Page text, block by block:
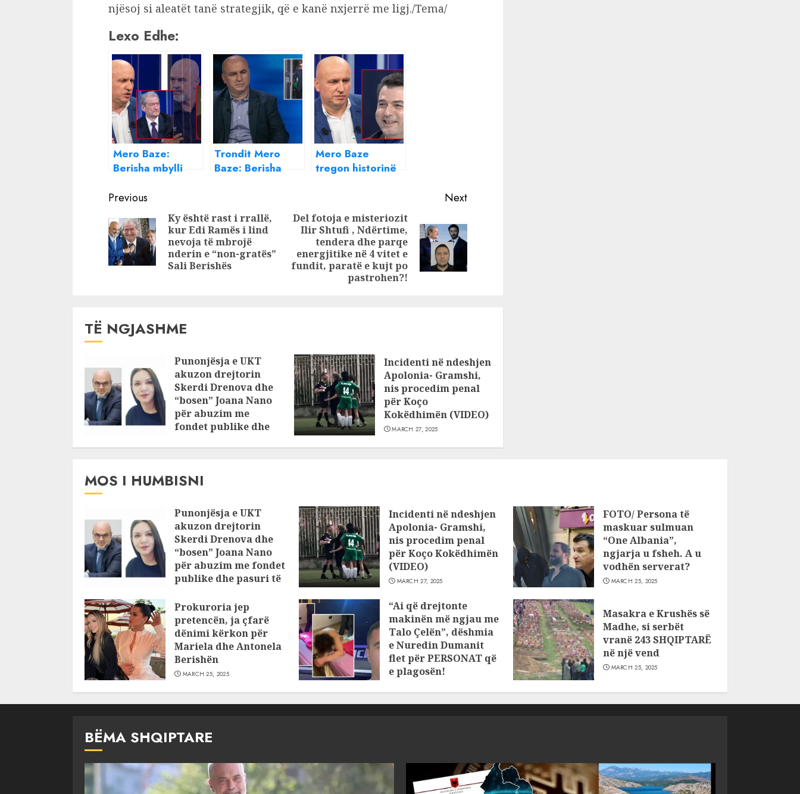
njësoj si aleatët tanë strategjik, që e kanë nxjerrë me ligj./Tema/
Lexo Edhe:
Mero Baze:
Berisha mbylli
që po shkatërron
ndërtuesi është
zari i Zenit
Trondit Mero
Baze: Berisha
Mero Baze
tregon historinë
Basha, Ramën,
gjatë takimit ku
bënë
marrëveshjen në
2017
Continue
Reading
Previous
Previous
post:
Ky është rast i rrallë,
kur Edi Ramës i lind
nevoja të mbrojë
nderin e “non-gratës”
Sali Berishës
Next
post:
Del fotoja e misteriozit
Ilir Shtufi , Ndërtime,
tendera dhe parqe
energjitike në 4 vitet e
fundit, paratë e kujt po
pastrohen?!
TË NGJASHME
Punonjësja e UKT
akuzon drejtorin
Skerdi Drenova dhe
“bosen” Joana Nano
për abuzim me
fondet publike dhe
Incidenti në ndeshjen
Apolonia- Gramshi,
nis procedim penal
për Koço
Kokëdhimën (VIDEO)
MARCH 27, 2025
MOS I HUMBISNI
Punonjësja e UKT
akuzon drejtorin
Skerdi Drenova dhe
“bosen” Joana Nano
për abuzim me fondet
publike dhe pasuri të
JULY 24, 2025
Incidenti në ndeshjen
Apolonia- Gramshi,
nis procedim penal
për Koço Kokëdhimën
(VIDEO)
MARCH 27, 2025
FOTO/ Persona të
maskuar sulmuan
“One Albania”,
ngjarja u fsheh. A u
vodhën serverat?
MARCH 25, 2025
Prokuroria jep
pretencën, ja çfarë
dënimi kërkon për
Mariela dhe Antonela
Berishën
MARCH 25, 2025
“Ai që drejtonte
makinën më ngjau me
Talo Çelën”, dëshmia
e Nuredin Dumanit
flet për PERSONAT që
e plagosën!
Masakra e Krushës së
Madhe, si serbët
vranë 243 SHQIPTARË
në një vend
MARCH 25, 2025
BËMA SHQIPTARE